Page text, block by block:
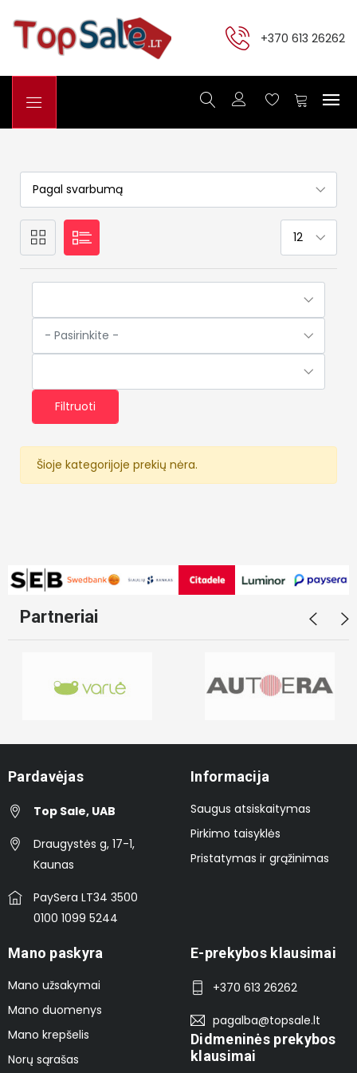
+370 613 26262
Filtruoti
Šioje kategorijoje prekių nėra.
Partneriai
Pardavėjas
Top Sale, UAB
Draugystės g, 17-1,
Kaunas
PaySera LT34 3500
0100 1099 5244
Informacija
Saugus atsiskaitymas
Pirkimo taisyklės
Pristatymas ir grąžinimas
Mano paskyra
Mano užsakymai
Mano duomenys
Mano krepšelis
Norų sąrašas
E-prekybos klausimai
+370 613 26262
pagalba@topsale.lt
Didmeninės prekybos
klausimai